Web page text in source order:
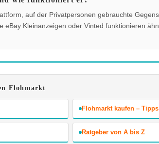
auf der Privatpersonen gebrauchte
Kleinanzeigen oder Vinted funktionieren
Flohmarkt
Flohmarkt kaufen – Tipps
Ratgeber von A bis Z